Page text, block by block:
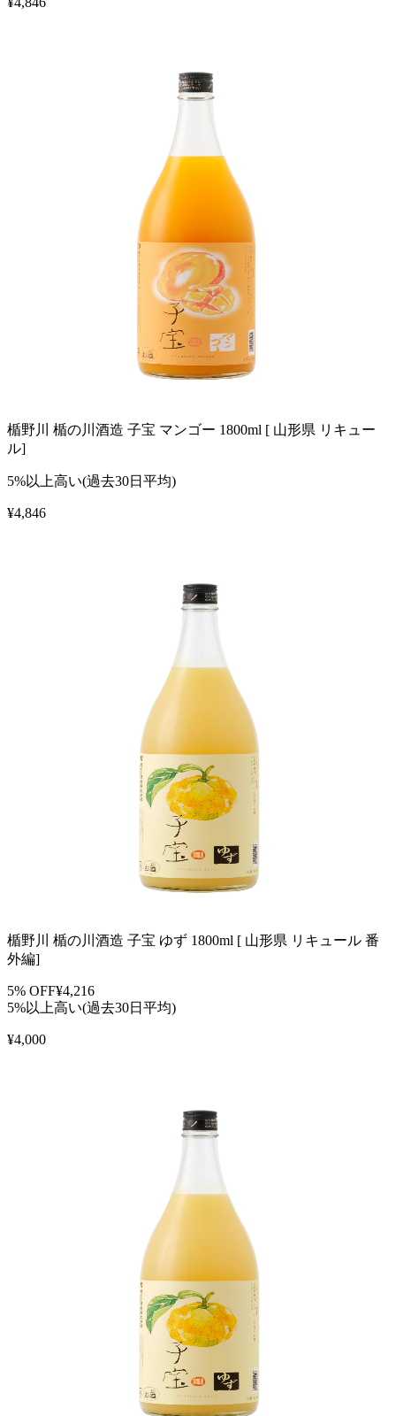
楯野川 楯の川酒造 子宝 マンゴー 1800ml [ 山形県 リキュー
ル]
5%以上高い(過去30日平均)
¥4,846
楯野川 楯の川酒造 子宝 ゆず 1800ml [ 山形県 リキュール 番
外編]
5% OFF¥4,216
5%以上高い(過去30日平均)
¥4,000